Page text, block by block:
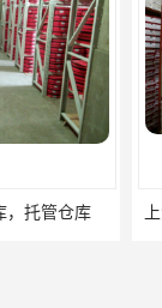
程系统化管理